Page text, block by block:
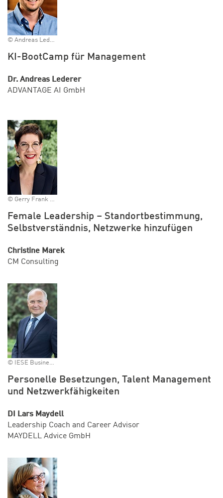
© Andreas Lederer/KI
KI-BootCamp für Management
Dr. Andreas Lederer
ADVANTAGE AI GmbH
© Gerry Frank Photography
Female Leadership – Standortbestimmung,
Selbstverständnis, Netzwerke hinzufügen
Christine Marek
CM Consulting
© IESE Business School
Personelle Besetzungen, Talent Management
und Netzwerkfähigkeiten
DI Lars Maydell
Leadership Coach and Career Advisor
MAYDELL Advice GmbH